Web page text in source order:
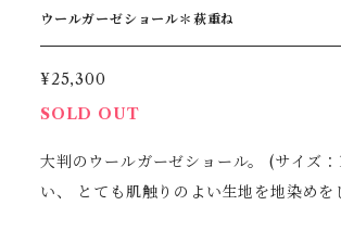
しているので、 色の出し方や結び方で様々に変化を楽しめま
合いはご了承下さいませ。 ＊ご家庭で
ウールガーゼショール＊萩重ね
¥25,300
SOLD OUT
大判のウールガーゼショール。 (サイズ：110×210cm) 生地は薄いですが
い、 とても肌触りのよい生地を地染め